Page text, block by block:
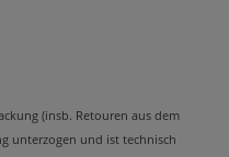
(insb. Retouren aus dem
unterzogen und ist technisch